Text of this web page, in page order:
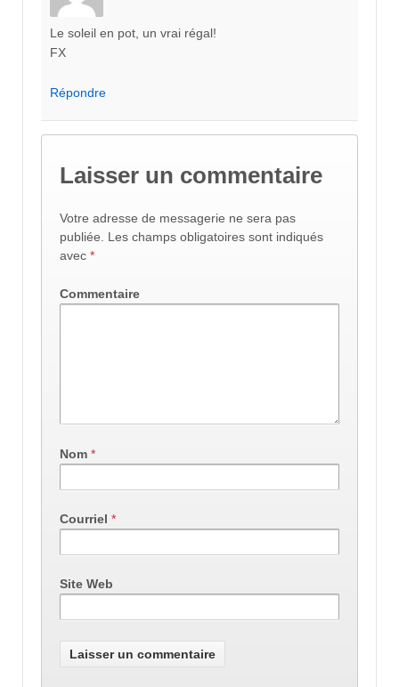
Le soleil en pot, un vrai régal!
FX
Répondre
Laisser un commentaire
Votre adresse de messagerie ne sera pas
publiée.
Les champs obligatoires sont indiqués
avec *
Commentaire
Nom *
Courriel *
Site Web